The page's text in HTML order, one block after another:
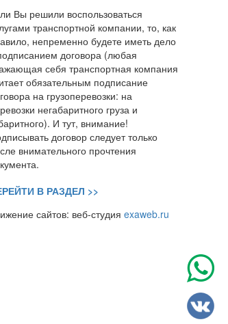
Вы решили воспользоваться
транспортной компании, то, как
непременно будете иметь дело
договора (любая
себя транспортная компания
обязательным подписание
на грузоперевозки: на
негабаритного груза и
И тут, внимание!
договор следует только
внимательного прочтения
В РАЗДЕЛ >>
сайтов: веб-студия exaweb.ru